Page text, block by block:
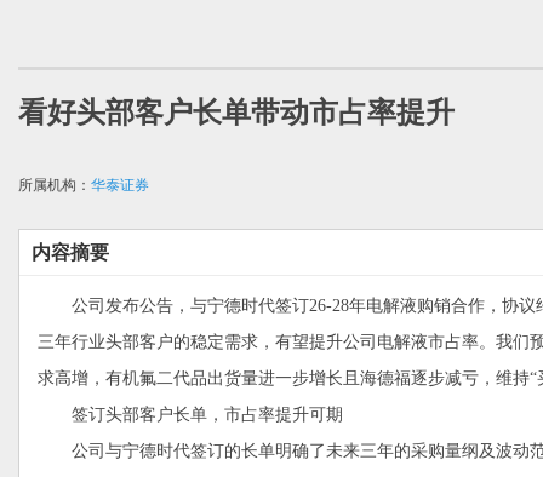
看好头部客户长单带动市占率提升
所属机构： 华泰证券
内容摘要
公司发布公告，与宁德时代签订26-28年电解液购销合作，协议
三年行业头部客户的稳定需求，有望提升公司电解液市占率。我
求高增，有机氟二代品出货量进一步增长且海德福逐步减亏，维持“
签订头部客户长单，市占率提升可期
公司与宁德时代签订的长单明确了未来三年的采购量纲及波动范